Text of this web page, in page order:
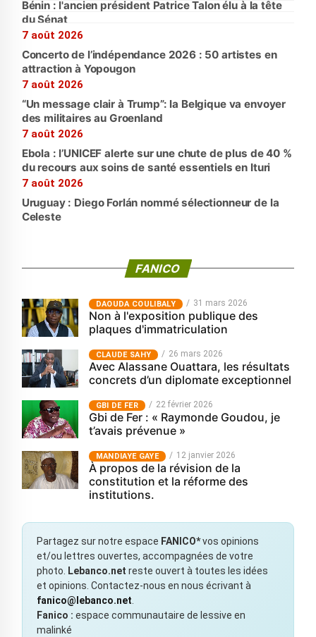
Bénin : l'ancien président Patrice Talon élu à la tête
du Sénat
7 août 2026
Concerto de l’indépendance 2026 : 50 artistes en
attraction à Yopougon
7 août 2026
“Un message clair à Trump”: la Belgique va envoyer
des militaires au Groenland
7 août 2026
Ebola : l’UNICEF alerte sur une chute de plus de 40 %
du recours aux soins de santé essentiels en Ituri
7 août 2026
Uruguay : Diego Forlán nommé sélectionneur de la
Celeste
FANICO
‎DAOUDA COULIBALY 31 mars 2026
Non à l'exposition publique des
plaques d'immatriculation
CLAUDE SAHY 26 mars 2026
Avec Alassane Ouattara, les résultats
concrets d’un diplomate exceptionnel
GBI DE FER 22 février 2026
Gbi de Fer : « Raymonde Goudou, je
t’avais prévenue »
MANDIAYE GAYE 12 janvier 2026
À propos de la révision de la
constitution et la réforme des
institutions.
Partagez sur notre espace FANICO*vos opinions
et/ou lettres ouvertes, accompagnées de votre
photo.
Lebanco.net reste ouvert à toutes les idées
et opinions. Contactez-nous en nous écrivant à
fanico@lebanco.net
Fanico : espace communautaire de lessive en
malinké